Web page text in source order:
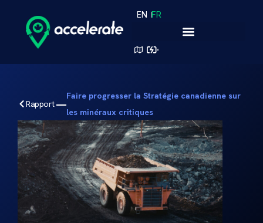
EN FR
Rapport
Faire progresser la Stratégie canadienne sur
les minéraux critiques
Faire
progresser
la